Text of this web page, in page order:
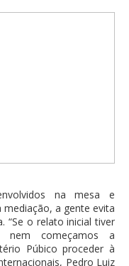
na mesa e
a gente evita
“Se o relato inicial tiver
nem começamos a
Púbico proceder à
Pedro Luiz